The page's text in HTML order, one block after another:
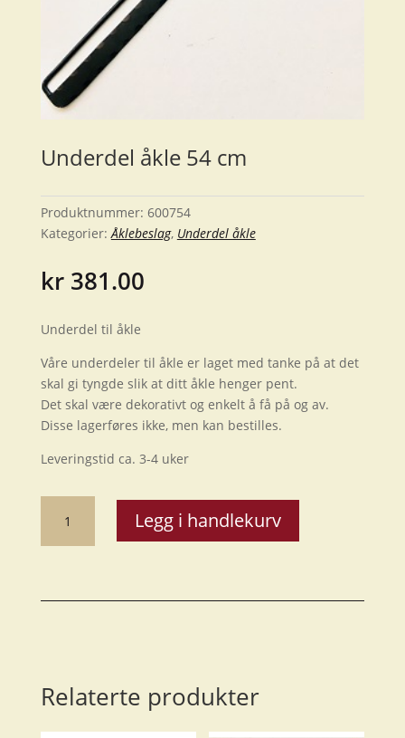
Underdel åkle 54 cm
Produktnummer: 600754
Kategorier:Åklebeslag, Underdel åkle
kr381.00
Underdel til åkle
Våre underdeler til åkle er laget med tanke på at det
skal gi tyngde slik at ditt åkle henger pent.
Det skal være dekorativt og enkelt å få på og av.
Disse lagerføres ikke, men kan bestilles.
Leveringstid ca. 3-4 uker
54
Legg i handlekurv
Relaterte produkter